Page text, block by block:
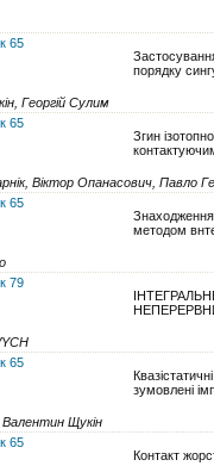
65
порядку
Георгій Сулим
65
Згин
Віктор Опанасович, Павло
65
Знаходження
методом
79
65
зумовлені
Щукін
65
Контакт